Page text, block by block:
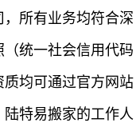
所有业务均符合深
统一社会信用代码
均可通过官方网站
特易搬家的工作人